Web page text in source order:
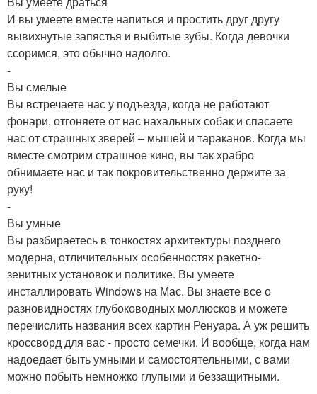
И вы умеете вместе напиться и простить друг другу
вывихнутые запястья и выбитые зубы. Когда девочки
ссоримся, это обычно надолго.
-
Вы смелые
Вы встречаете нас у подъезда, когда не работают
фонари, отгоняете от нас нахальных собак и спасаете
нас от страшных зверей – мышей и тараканов. Когда мы
вместе смотрим страшное кино, вы так храбро
обнимаете нас и так покровительственно держите за
руку!
-
Вы умные
Вы разбираетесь в тонкостях архитектуры позднего
модерна, отличительных особенностях ракетно-
зенитных установок и политике. Вы умеете
инсталлировать Windows на Мас. Вы знаете все о
разновидностях глубоководных моллюсков и можете
перечислить названия всех картин Ренуара. А уж решить
кроссворд для вас - просто семечки. И вообще, когда нам
надоедает быть умными и самостоятельными, с вами
можно побыть немножко глупыми и беззащитными.